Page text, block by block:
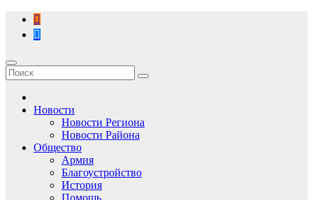
Перейти
содержимому
Новости
Новости Региона
Новости Района
Общество
Армия
Благоустройство
История
Помощь